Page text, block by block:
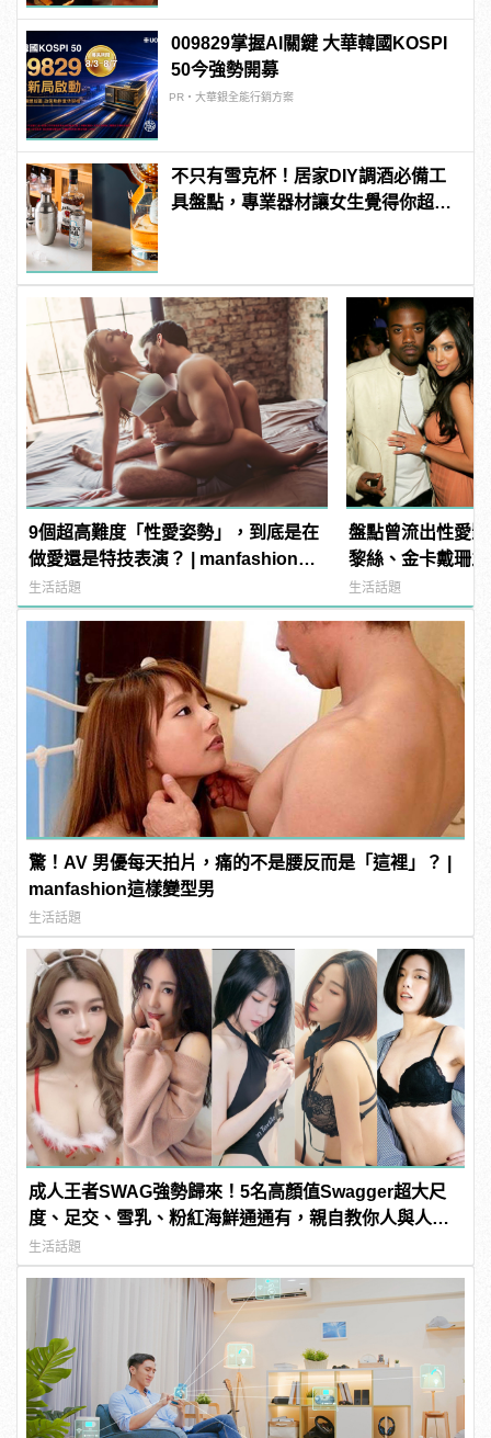
009829掌握AI關鍵 大華韓國KOSPI
50今強勢開募
PR・大華銀全能行銷方案
不只有雪克杯！居家DIY調酒必備工
具盤點，專業器材讓女生覺得你超
9個超高難度「性愛姿勢」，到底是在
做愛還是特技表演？ | manfashion這
樣變型男
生活話題
盤點曾流出性愛
黎絲、金卡戴珊
生活話題
驚！AV 男優每天拍片，痛的不是腰反而是「這裡」？ |
manfashion這樣變型男
生活話題
成人王者SWAG強勢歸來！5名高顏值Swagger超大尺
度、足交、雪乳、粉紅海鮮通通有，親自教你人與人的
連結！ | manfashion這樣變型男
生活話題